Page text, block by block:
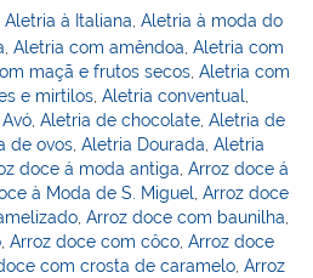
ai
l
h
o
o
M
ai
l
t
ar
e
Aletria à Italiana,Aletria à moda do
,Aletria com amêndoa ,Aletria com
maçã e frutos secos ,Aletria com
e mirtilos ,Aletria conventual
,Aletria de chocolate ,Aletria de
de ovos ,Aletria Dourada ,Aletria
doce á moda antiga ,Arroz doce á
à Moda de S. Miguel ,Arroz doce
,Arroz doce com baunilha
,Arroz doce com côco ,Arroz doce
com crosta de caramelo ,Arroz